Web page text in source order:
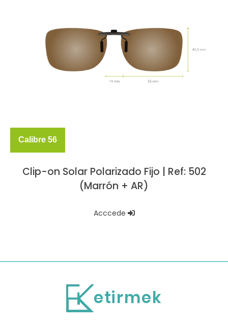
Calibre 56
Clip-on Solar Polarizado Fijo | Ref: 502
(Marrón + AR)
Acccede